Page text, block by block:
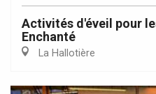
Activités d'éveil pour
Enchanté
La Hallotière